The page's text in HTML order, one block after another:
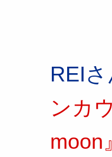
REIさ
ンカ
moon』